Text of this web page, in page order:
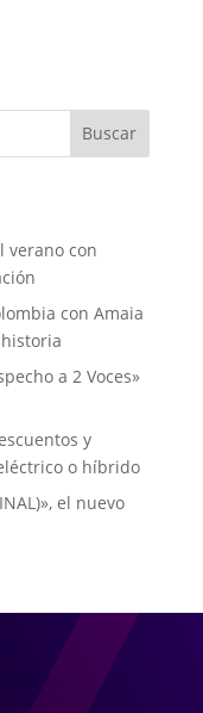
Buscar
verano con
con Amaia
a 2 Voces»
y
o híbrido
el nuevo